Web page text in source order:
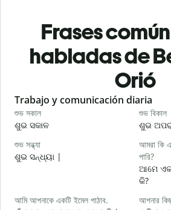
Frases
habladas de
Orió
Slide 1 of 6
Trabajo y comunicación diaria
শুভ সকাল
ଶୁଭ ସକାଳ
শুভ বিকাল
ଶୁଭ
শুভ সন্ধ্যা
ଶୁଭ ସନ୍ଧ୍ୟା |
আমরা কি
পারি?
ଆମେ ଏକ
କି?
আমি আপনাকে একটি ইমেল পাঠাব.
আপনার